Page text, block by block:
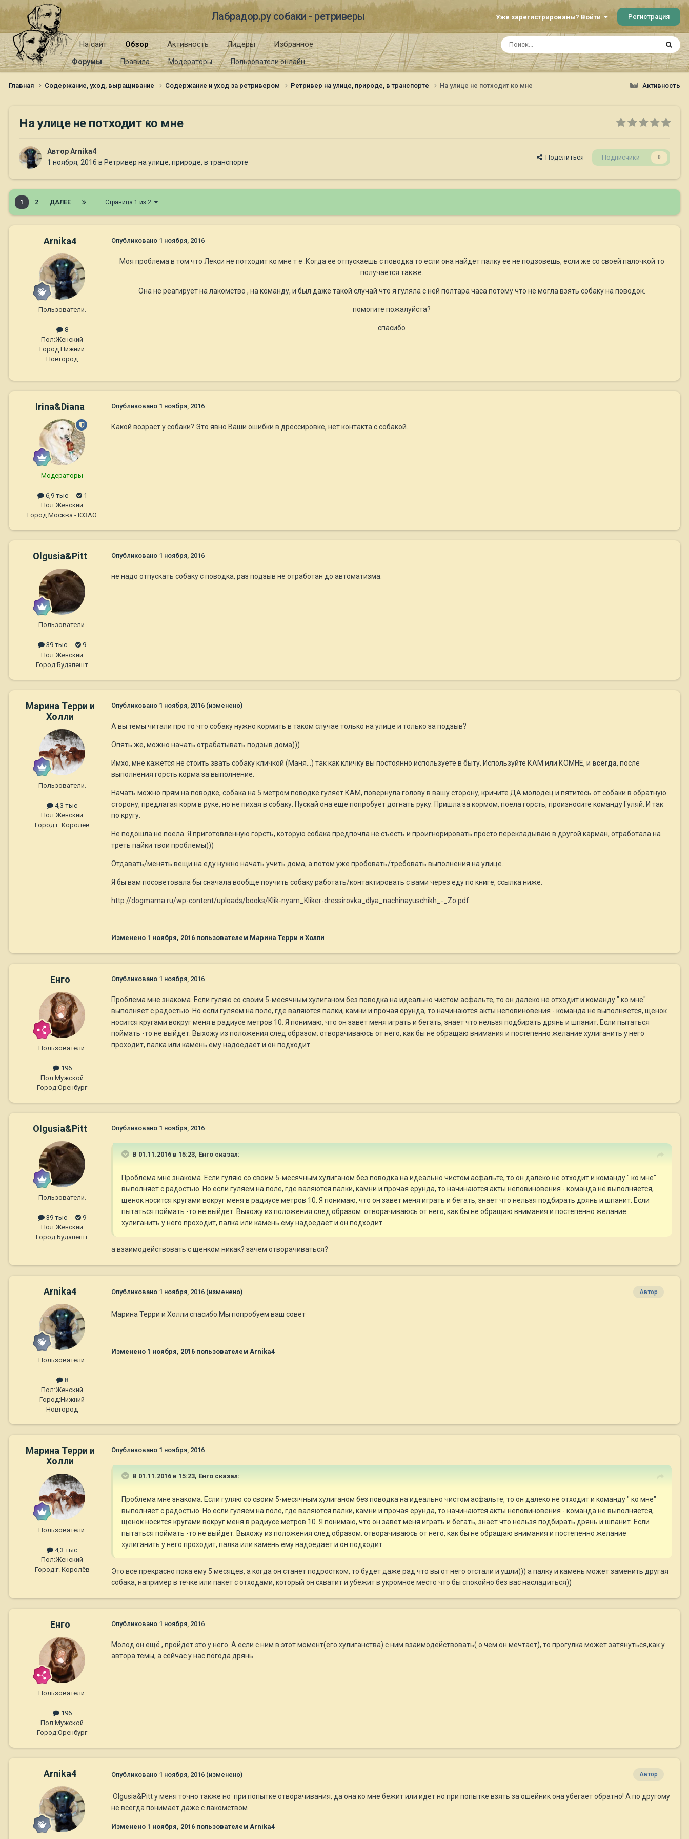
Лабрадор.ру собаки - ретриверы Уже зарегистрированы? Войти Регистрация
На сайт Обзор
Форумы Правила Модераторы Пользователи онлайн
Активность Лидеры Избранное
Активность
Главная Содержание, уход, выращивание Содержание и уход за ретривером Ретривер на улице, природе, в транспорте На улице не потходит ко мне
На улице не потходит ко мне
АвторArnika4
1 ноября, 2016 в Ретривер на улице, природе, в транспорте
Поделиться Подписчики 0
1 2 ДАЛЕЕ Страница 1 из 2
Arnika4
Пользователи.
8
Пол:Женский
Город:Нижний
Новгород
Опубликовано 1 ноября, 2016
Моя проблема в том что Лекси не потходит ко мне т е .Когда ее отпускаешь с поводка то если она найдет палку ее не подзовешь, если же со своей палочкой то
получается также.
Она не реагирует на лакомство , на команду, и был даже такой случай что я гуляла с ней полтара часа потому что не могла взять собаку на поводок.
помогите пожалуйстa?
спасибо
Irina&Diana
Модераторы
6,9 тыс
1
Пол:Женский
Город:Москва - ЮЗАО
Опубликовано 1 ноября, 2016
Какой возраст у собаки? Это явно Ваши ошибки в дрессировке, нет контакта с собакой.
Olgusia&Pitt
Пользователи.
39 тыс
9
Пол:Женский
Город:Будапешт
Опубликовано 1 ноября, 2016
не надо отпускать собаку с поводка, раз подзыв не отработан до автоматизма.
Марина Терри и
Холли
Пользователи.
4,3 тыс
Пол:Женский
Город:г. Королёв
Опубликовано 1 ноября, 2016 (изменено)
А вы темы читали про то что собаку нужно кормить в таком случае только на улице и только за подзыв?
Опять же, можно начать отрабатывать подзыв дома)))
Имхо, мне кажется не стоить звать собаку кличкой (Маня...) так как кличку вы постоянно используете в быту. Используйте КАМ или КОМНЕ, и всегда, после
выполнения горсть корма за выполнение.
Начать можно прям на поводке, собака на 5 метром поводке гуляет КАМ, повернула голову в вашу сторону, кричите ДА молодец и пятитесь от собаки в обратную
сторону, предлагая корм в руке, но не пихая в собаку. Пускай она еще попробует догнать руку. Пришла за кормом, поела горсть, произносите команду Гуляй. И так
по кругу.
Не подошла не поела. Я приготовленную горсть, которую собака предпочла не съесть и проигнорировать просто перекладываю в другой карман, отработала на
треть пайки твои проблемы)))
Отдавать/менять вещи на еду нужно начать учить дома, а потом уже пробовать/требовать выполнения на улице.
Я бы вам посоветовала бы сначала вообще поучить собаку работать/контактировать с вами через еду по книге, ссылка ниже.
http://dogmama.ru/wp-content/uploads/books/Klik-nyam_Kliker-dressirovka_dlya_nachinayuschikh_-_Zo.pdf
Изменено 1 ноября, 2016 пользователем Марина Терри и Холли
Енго
Пользователи.
196
Пол:Мужской
Город:Оренбург
Опубликовано 1 ноября, 2016
Проблема мне знакома. Если гуляю со своим 5-месячным хулиганом без поводка на идеально чистом асфальте, то он далеко не отходит и команду " ко мне"
выполняет с радостью. Но если гуляем на поле, где валяются палки, камни и прочая ерунда, то начинаются акты неповиновения - команда не выполняется, щенок
носится кругами вокруг меня в радиусе метров 10. Я понимаю, что он завет меня играть и бегать, знает что нельзя подбирать дрянь и шпанит. Если пытаться
поймать -то не выйдет. Выхожу из положения след.образом: отворачиваюсь от него, как бы не обращаю внимания и постепенно желание хулиганить у него
проходит, палка или камень ему надоедает и он подходит.
Olgusia&Pitt
Пользователи.
39 тыс
9
Пол:Женский
Город:Будапешт
Опубликовано 1 ноября, 2016
В 01.11.2016 в 15:23, Енго сказал:
Проблема мне знакома. Если гуляю со своим 5-месячным хулиганом без поводка на идеально чистом асфальте, то он далеко не отходит и команду " ко мне"
выполняет с радостью. Но если гуляем на поле, где валяются палки, камни и прочая ерунда, то начинаются акты неповиновения - команда не выполняется,
щенок носится кругами вокруг меня в радиусе метров 10. Я понимаю, что он завет меня играть и бегать, знает что нельзя подбирать дрянь и шпанит. Если
пытаться поймать -то не выйдет. Выхожу из положения след.образом: отворачиваюсь от него, как бы не обращаю внимания и постепенно желание
хулиганить у него проходит, палка или камень ему надоедает и он подходит.
а взаимодействовать с щенком никак? зачем отворачиваться?
Arnika4
Пользователи.
8
Пол:Женский
Город:Нижний
Новгород
Автор
Опубликовано 1 ноября, 2016 (изменено)
Марина Терри и Холли спасибо.Мы попробуем ваш совет
Изменено 1 ноября, 2016 пользователем Arnika4
Марина Терри и
Холли
Пользователи.
4,3 тыс
Пол:Женский
Город:г. Королёв
Опубликовано 1 ноября, 2016
В 01.11.2016 в 15:23, Енго сказал:
Проблема мне знакома. Если гуляю со своим 5-месячным хулиганом без поводка на идеально чистом асфальте, то он далеко не отходит и команду " ко мне"
выполняет с радостью. Но если гуляем на поле, где валяются палки, камни и прочая ерунда, то начинаются акты неповиновения - команда не выполняется,
щенок носится кругами вокруг меня в радиусе метров 10. Я понимаю, что он завет меня играть и бегать, знает что нельзя подбирать дрянь и шпанит. Если
пытаться поймать -то не выйдет. Выхожу из положения след.образом: отворачиваюсь от него, как бы не обращаю внимания и постепенно желание
хулиганить у него проходит, палка или камень ему надоедает и он подходит.
Это все прекрасно пока ему 5 месяцев, а когда он станет подростком, то будет даже рад что вы от него отстали и ушли))) а палку и камень может заменить другая
собака, например в течке или пакет с отходами, который он схватит и убежит в укромное место что бы спокойно без вас насладиться))
Енго
Пользователи.
196
Пол:Мужской
Город:Оренбург
Опубликовано 1 ноября, 2016
Молод он ещё , пройдет это у него. А если с ним в этот момент(его хулиганства) с ним взаимодействовать( о чем он мечтает), то прогулка может затянуться,как у
автора темы, а сейчас у нас погода дрянь.
Arnika4 Автор
Опубликовано 1 ноября, 2016 (изменено)
Olgusia&Pitt у меня точно также но при попытке отворачивания, да она ко мне бежит или идет но при попытке взять за ошейник она убегает обратно! А по другому
не всегда понимает даже с лакомством
Изменено 1 ноября, 2016 пользователем Arnika4